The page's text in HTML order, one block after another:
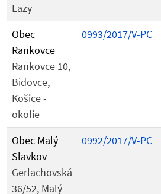
Lazy
Obec
Rankovce
Rankovce 10,
Bidovce,
Košice -
okolie
0993/2017/V-PC
Obec Malý
Slavkov
Gerlachovská
36/52, Malý
0992/2017/V-PC